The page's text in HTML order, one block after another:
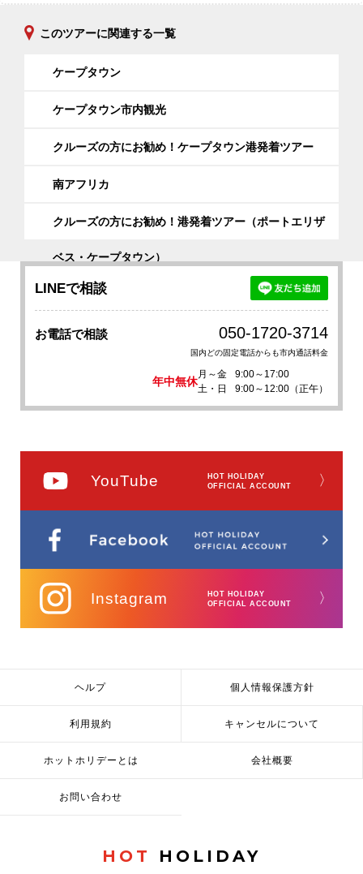
このツアーに関連する一覧
ケープタウン
ケープタウン市内観光
クルーズの方にお勧め！ケープタウン港発着ツアー
南アフリカ
クルーズの方にお勧め！港発着ツアー（ポートエリザ
ベス・ケープタウン）
LINEで相談
お電話で相談 050-1720-3714
国内どの固定電話からも市内通話料金
年中無休
月～金
9:00～17:00
土・日
9:00～12:00（正午）
YouTube
HOT HOLIDAY
OFFICIAL ACCOUNT
〉
Instagram
HOT HOLIDAY
OFFICIAL ACCOUNT
〉
ヘルプ 個人情報保護方針
利用規約 キャンセルについて
ホットホリデーとは 会社概要
お問い合わせ
HOT HOLIDAY